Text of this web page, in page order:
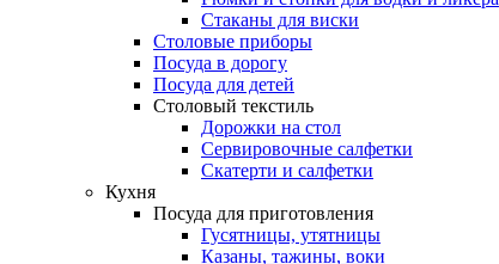
Стаканы для виски
Столовые приборы
Посуда в дорогу
Посуда для детей
Столовый текстиль
Дорожки на стол
Сервировочные салфетки
Скатерти и салфетки
Кухня
Посуда для приготовления
Гусятницы, утятницы
Казаны, тажины, воки